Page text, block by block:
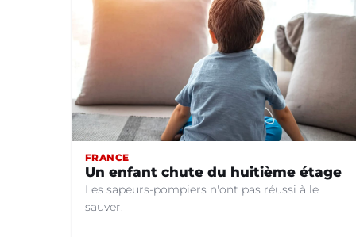
FRANCE
Un enfant chute du huitième étage
Les sapeurs-pompiers n'ont pas réussi à le
sauver.